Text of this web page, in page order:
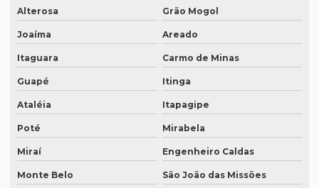
Alterosa Grão Mogol
Joaíma Areado
Itaguara Carmo de Minas
Guapé Itinga
Ataléia Itapagipe
Poté Mirabela
Miraí Engenheiro Caldas
Monte Belo São João das Missões